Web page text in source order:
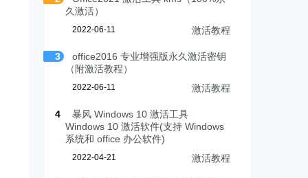
久激活）
2022-06-11 激活教程
3
office2016 专业增强版永久激活密钥
（附激活教程）
2022-06-11 激活教程
4
暴风 Windows 10 激活工具
Windows 10 激活软件(支持 Windows
系统和 office 办公软件)
2022-04-21 激活教程